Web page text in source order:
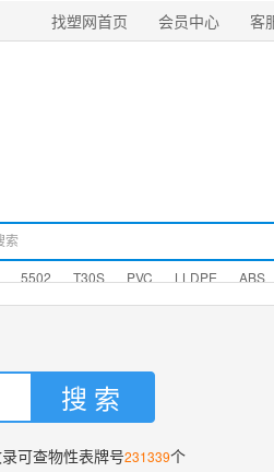
找塑网首页 会员中心 客
5502 T30S PVC LLDPE ABS
可查物性表牌号231339个